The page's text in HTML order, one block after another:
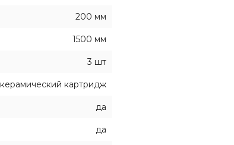
200 мм
1500 мм
3 шт
керамический картридж
да
да